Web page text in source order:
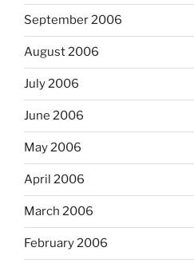
September 2006
August 2006
July 2006
June 2006
May 2006
April 2006
March 2006
February 2006